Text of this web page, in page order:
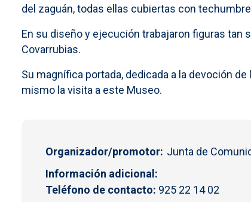
del zaguán, todas ellas cubiertas con
En su diseño y ejecución trabajaron figuras tan
Covarrubias.
Su magnífica portada, dedicada a la devoción
mismo la visita a este Museo.
Organizador/promotor Junta de
Información adicional
Teléfono de contacto: 925 22 14 02